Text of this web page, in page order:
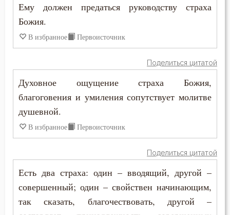
Воздаяние
Воздержание
Воля
Воля Божия
Воплощение
Воскресение
Воскресение Христово
Высокомерие
Нил Синайский
Петр Дамаскин
Серафим Саровский
Симеон Новый Богослов
Тихон Задонский
Феодор Студит
Феодор Эдесский
Ему должен предаться руководству страха
Божия.
В избранное Первоисточник
Поделиться цитатой
Духовное ощущение страха Божия,
благоговения и умиления сопутствует молитве
душевной.
В избранное Первоисточник
Поделиться цитатой
Есть два страха: один – вводящий, другой –
совершенный; один – свойствен начинающим,
так сказать, благочествовать, другой –